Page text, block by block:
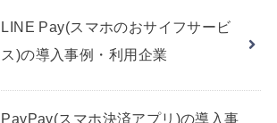
LINE Pay(スマホのおサイフサービ
ス)の導入事例・利用企業
PayPay(スマホ決済アプリ)の導入事